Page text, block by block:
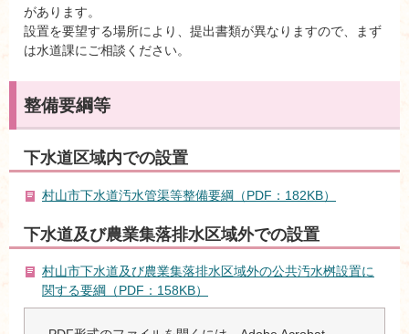
があります。
設置を要望する場所により、提出書類が異なりますので、まず
は水道課にご相談ください。
整備要綱等
下水道区域内での設置
村山市下水道汚水管渠等整備要綱（PDF：182KB）
下水道及び農業集落排水区域外での設置
村山市下水道及び農業集落排水区域外の公共汚水桝設置に
関する要綱（PDF：158KB）